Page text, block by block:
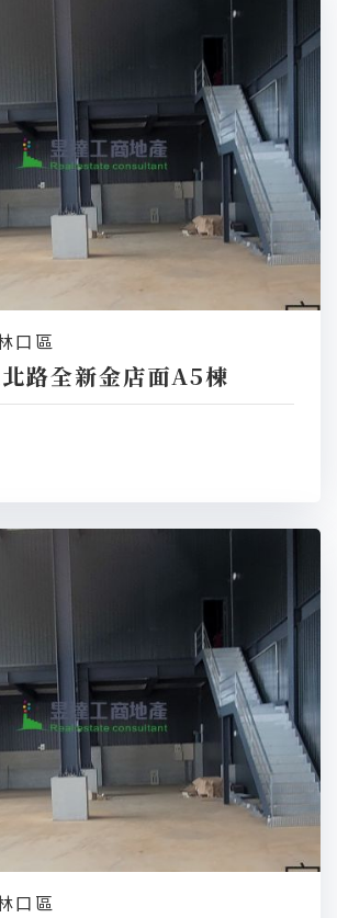
口區
路全新金店面A5棟
口區